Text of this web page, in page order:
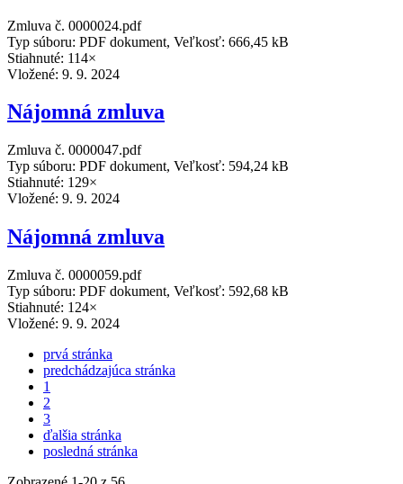
Zmluva č. 0000024.pdf
Typ súboru: PDF dokument, Veľkosť: 666,45 kB
Stiahnuté: 114×
Vložené: 9. 9. 2024
Nájomná zmluva
Zmluva č. 0000047.pdf
Typ súboru: PDF dokument, Veľkosť: 594,24 kB
Stiahnuté: 129×
Vložené: 9. 9. 2024
Nájomná zmluva
Zmluva č. 0000059.pdf
Typ súboru: PDF dokument, Veľkosť: 592,68 kB
Stiahnuté: 124×
Vložené: 9. 9. 2024
prvá stránka
predchádzajúca stránka
1
2
3
ďalšia stránka
posledná stránka